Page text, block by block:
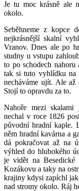
Je tu moc krásně ale
okolo.
Seběhneme z kopce
nejkrásnější skalní
Vranov. Dnes ale po
studny u vstupu
to po schodech nahoru
tak si tuto vyhlídku na
necháváme ujít. Ale až
Stojí to opravdu za to.
Nahoře mezi skalami
nechal v roce 1826
původní hradní kaple.
něm hradní kavárna a
dá pokračovat až na
výhled do hlubokého
je vidět na
Kozákovu a taky na
krajiny kdysi zapíchl
nad stromy okolo. Ráj